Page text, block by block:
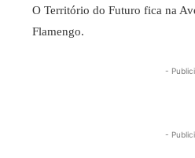
O Território do Futuro fica na
Flamengo.
-
-